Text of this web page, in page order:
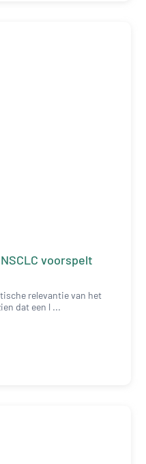
voorspelt
relevantie van het
dat een l ...